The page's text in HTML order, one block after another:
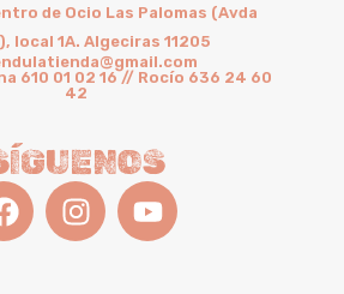
de Ocio Las Palomas (Avda
local 1A. Algeciras 11205
610 01 02 16 // Rocío 636 24 60
42